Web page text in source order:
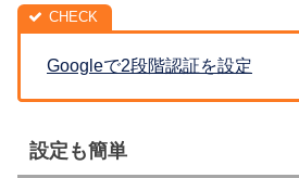
Googleで2段階認証を設定
設定も簡単